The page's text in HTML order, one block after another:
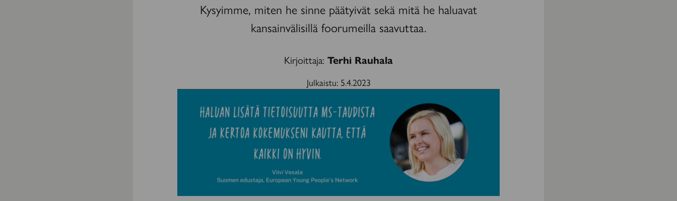
Kysyimme, miten he sinne päätyivät sekä mitä he haluavat
kansainvälisillä foorumeilla saavuttaa.
Kirjoittaja: Terhi Rauhala
Julkaistu: 5.4.2023